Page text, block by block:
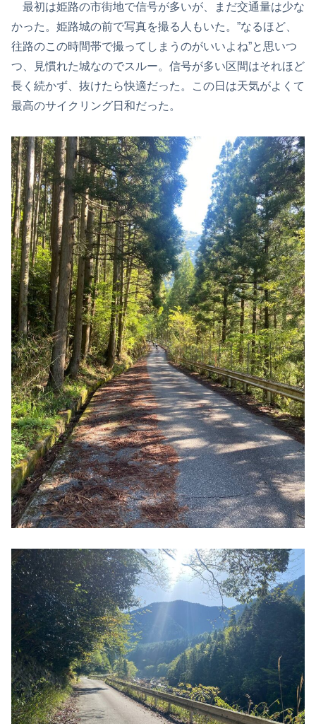
最初は姫路の市街地で信号が多いが、まだ交通量は少な
かった。姫路城の前で写真を撮る人もいた。”なるほど、
往路のこの時間帯で撮ってしまうのがいいよね”と思いつ
つ、見慣れた城なのでスルー。信号が多い区間はそれほど
長く続かず、抜けたら快適だった。この日は天気がよくて
最高のサイクリング日和だった。